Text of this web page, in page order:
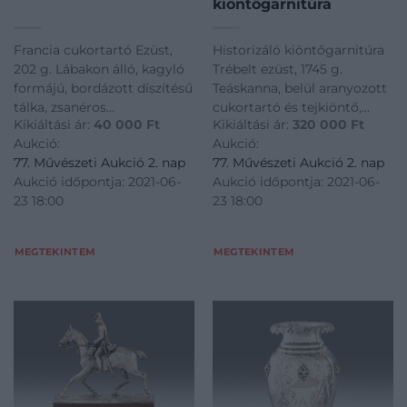
Francia cukortartó Ezüst,
202 g. Lábakon álló, kagyló
formájú, bordázott díszítésű
tálka, zsanéros
billenőfedéllel. Oldalán
stilizált hattyú formájú
fogóval. Jelzett: francia
importjegyekkel. Francia,
XIX. század vége. M.: 19 × 11 ×
Kikiáltási ár: 40 000 Ft
Aukció:
77. Művészeti Aukció 2. nap
Aukció időpontja: 2021-06-
23 18:00
MEGTEKINTEM
kiöntőgarnitúra
Historizáló kiöntőgarnitúra
Trébelt ezüst, 1745 g.
Teáskanna, belül aranyozott
cukortartó és tejkiöntő,
tálcával. Felületükön vésett
historizáló díszítmények.
Kanna és tejkiöntő ívelt
kiöntőcsőrrel és faragott
csont fogókkal. Cukortartó
Kikiáltási ár: 320 000 Ft
Aukció:
77. Művészeti Aukció 2. nap
Aukció időpontja: 2021-06-
23 18:00
MEGTEKINTEM